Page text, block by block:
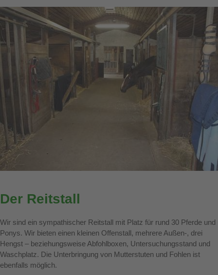
Der Reitstall
Wir sind ein sympathischer Reitstall mit Platz für rund 30 Pferde und
Ponys. Wir bieten einen kleinen Offenstall, mehrere Außen-, drei
Hengst – beziehungsweise Abfohlboxen, Untersuchungsstand und
Waschplatz. Die Unterbringung von Mutterstuten und Fohlen ist
ebenfalls möglich.